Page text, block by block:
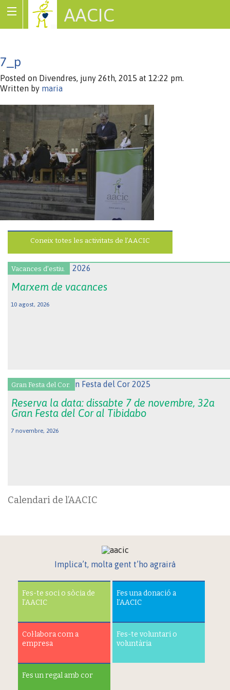
AACIC
7_p
Posted on Divendres, juny 26th, 2015 at 12:22 pm.
Written by maria
Coneix totes les activitats de l’AACIC
Vacances d'estiu.
Marxem de vacances
10 agost, 2026
Gran Festa del Cor.
Reserva la data: dissabte 7 de novembre, 32a
Gran Festa del Cor al Tibidabo
7 novembre, 2026
Calendari de l’AACIC
Implica’t, molta gent t’ho agrairà
Fes-te soci o sòcia de
l’AACIC
Fes una donació a
l’AACIC
Col·labora com a
empresa
Fes-te voluntari o
voluntària
Fes un regal amb cor